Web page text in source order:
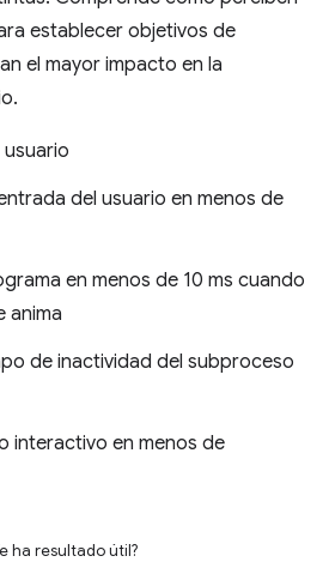
establecer objetivos de
el mayor impacto en la
del usuario en menos de
en menos de 10 ms cuando
anima
de inactividad del subproceso
interactivo en menos de
ha resultado útil?